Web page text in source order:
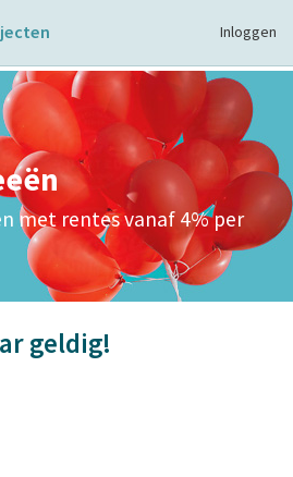
Inloggen
met rentes vanaf 4% per
geldig!